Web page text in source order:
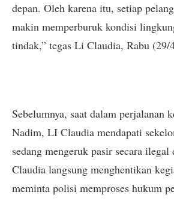
depan. Oleh karena itu, setiap
makin memperburuk kondisi
tindak,” tegas Li Claudia, Rabu (29/
Sebelumnya, saat dalam perjalanan
Nadim, LI Claudia mendapati
sedang mengeruk pasir secara
Claudia langsung menghentikan
meminta polisi memproses hukum